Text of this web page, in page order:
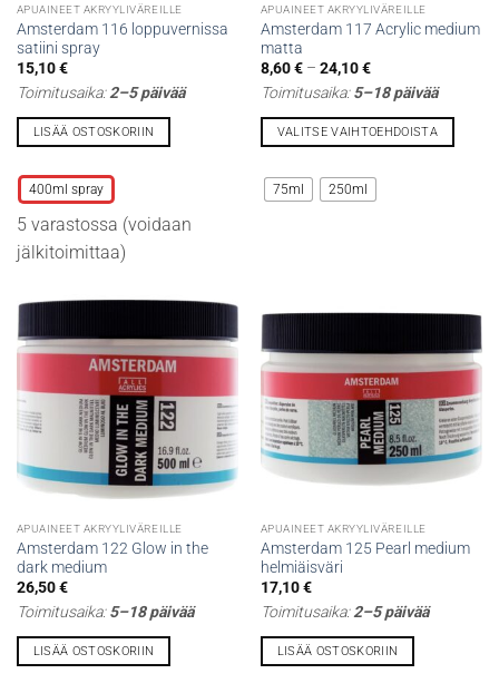
APUAINEET AKRYYLIVÄREILLE
Amsterdam 116 loppuvernissa
satiini spray
15,10€
Toimitusaika:2–5 päivää
LISÄÄ OSTOSKORIIN
tuotteella
on
useampi
muunnelma.
tehdä
tuotteen
400ml spray
5 varastossa (voidaan
jälkitoimittaa)
APUAINEET AKRYYLIVÄREILLE
Amsterdam 117 Acrylic medium
matta
8,60€ – 24,10€Hintaluokka:
-
Toimitusaika:5–18 päivää
VALITSE VAIHTOEHDOISTA
tuotteella
on
valinnat
tuotteen
sivulla.
75ml 250ml
APUAINEET AKRYYLIVÄREILLE
Amsterdam 122 Glow in the
dark medium
26,50€
Toimitusaika:5–18 päivää
LISÄÄ OSTOSKORIIN
APUAINEET AKRYYLIVÄREILLE
Amsterdam 125 Pearl medium
helmiäisväri
17,10€
Toimitusaika:2–5 päivää
LISÄÄ OSTOSKORIIN